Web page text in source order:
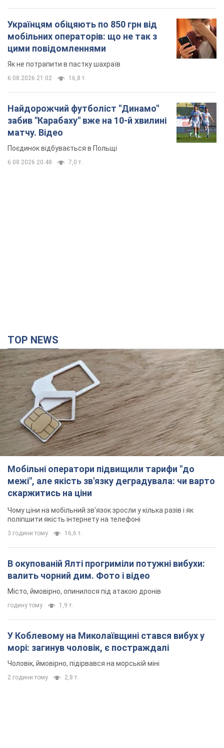
Українцям обіцяють по 850 грн від
мобільних операторів: що не так з
цими повідомленнями
Як не потрапити в пастку шахраїв
6.08.2026 21:02 16,8 т.
Найдорожчий футболіст "Динамо"
забив "Карабаху" вже на 10-й хвилині
матчу. Відео
Поєдинок відбувається в Польщі
6.08.2026 20:48 7,0 т.
TOP NEWS
Мобільні оператори підвищили тарифи "до
межі", але якість зв'язку деградувала: чи варто
скаржитись на ціни
Чому ціни на мобільний зв'язок зросли у кілька разів і як
поліпшити якість інтернету на телефоні
3 години тому 16,6 т.
В окупованій Ялті прогриміли потужні вибухи:
валить чорний дим. Фото і відео
Місто, ймовірно, опинилося під атакою дронів
годину тому 1,9 т.
У Коблевому на Миколаївщині стався вибух у
морі: загинув чоловік, є постраждалі
Чоловік, ймовірно, підірвався на морській міні
2 години тому 2,8 т.